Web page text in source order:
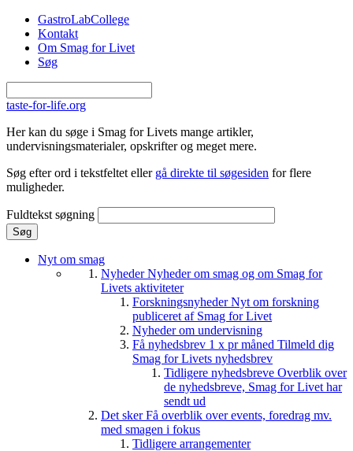
Gå til hovedindhold
GastroLabCollege
Kontakt
Om Smag for Livet
Søg
taste-for-life.org
Her kan du søge i Smag for Livets mange artikler,
undervisningsmaterialer, opskrifter og meget mere.
Søg efter ord i tekstfeltet eller gå direkte til søgesiden for flere
muligheder.
Fuldtekst søgning
Nyt om smag
NyhederNyheder om smag og om Smag for
Livets aktiviteter
ForskningsnyhederNyt om forskning
publiceret af Smag for Livet
Nyheder om undervisning
Få nyhedsbrev 1 x pr måned Tilmeld dig
Smag for Livets nyhedsbrev
Tidligere nyhedsbreve Overblik over
de nyhedsbreve, Smag for Livet har
sendt ud
Det skerFå overblik over events, foredrag mv.
med smagen i fokus
Tidligere arrangementer